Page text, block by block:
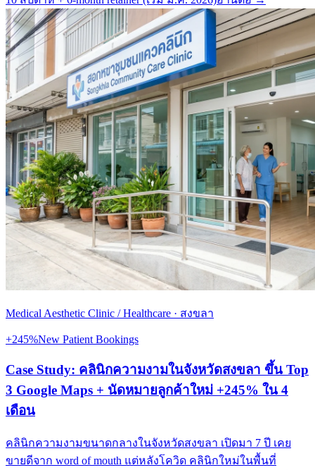
Medical Aesthetic Clinic / Healthcare · สงขลา
+245%New Patient Bookings
Case Study: คลินิกความงามในจังหวัดสงขลา ขึ้น Top
3 Google Maps + นัดหมายลูกค้าใหม่ +245% ใน 4
เดือน
คลินิกความงามขนาดกลางในจังหวัดสงขลา เปิดมา 7 ปี เคย
ขายดีจาก word of mouth แต่หลังโควิด คลินิกใหม่ในพื้นที่